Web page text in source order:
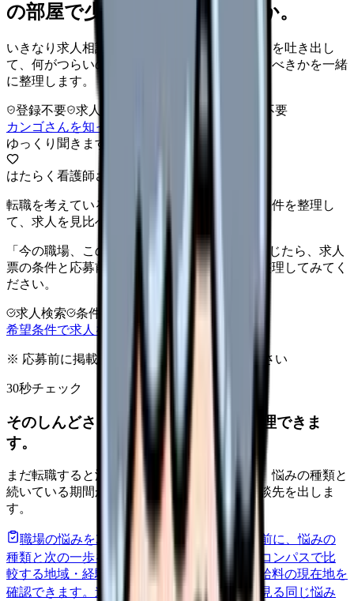
の部屋で少し話してみませんか。
いきなり求人相談には進みません。今の気持ちを吐き出し
て、何がつらいのか、辞めるべきか、少し休むべきかを一緒
に整理します。
登録不要 求人押し売りなし
病院名は入力不要
カンゴさんを知ってから相談する
ゆっくり聞きます
はたらく看護師さん 求人
転職を考えている看護師さんへ。まずは希望条件を整理し
て、求人を見比べられます。
「今の職場、このままでいいのかな...」そう感じたら、求人
票の条件と応募前に確認したい不安を分けて整理してみてく
ださい。
求人検索 条件整理
希望条件で求人を探す
※ 応募前に掲載元の最新情報を確認してください
30秒チェック
そのしんどさ、転職すべきサインか整理できま
す。
まだ転職すると決めていなくても大丈夫です。悩みの種類と
続いている期間から、次に見るべき記事と相談先を出しま
す。
職場の悩みを30秒で診断辞めるべきか迷う前に、悩みの
種類と次の一歩を整理します。進む
給料コンパスで比
較する地域・経験年数・施設形態から、今の給料の現在地を
確認できます。 進む 匿名掲示板で本音を見る 同じ悩み